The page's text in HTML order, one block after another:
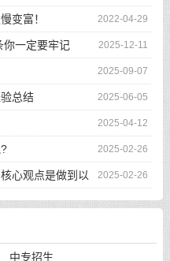
2022-04-29
变富！
2025-12-11
你一定要牢记
2025-09-07
2025-06-05
总结
2025-04-12
2025-02-26
2025-02-26
心观点是做到以
中专招生